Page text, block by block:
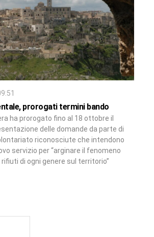
prorogati termini bando
ha prorogato fino al 18 ottobre il
delle domande da parte di
riconosciute che intendono
servizio per “arginare il fenomeno
rifiuti di ogni genere sul territorio”